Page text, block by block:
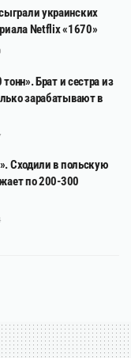
украинских
Netflix «1670»
Брат и сестра из
зарабатывают в
Сходили в польскую
по 200-300